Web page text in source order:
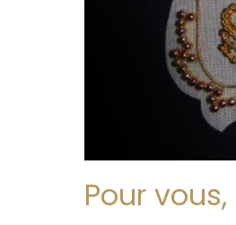
Pour